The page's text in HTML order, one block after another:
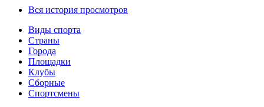
Вся история просмотров
Виды спорта
Страны
Города
Площадки
Клубы
Сборные
Спортсмены